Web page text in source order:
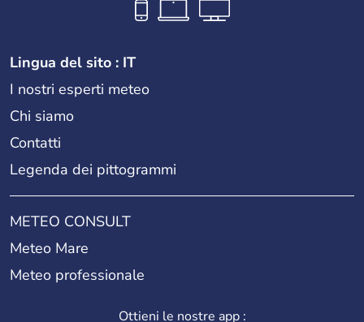
Lingua del sito : IT
I nostri esperti meteo
Chi siamo
Contatti
Legenda dei pittogrammi
METEO CONSULT
Meteo Mare
Meteo professionale
Ottieni le nostre app :